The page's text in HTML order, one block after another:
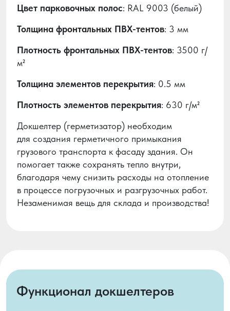
Цвет парковочных полос: RAL 9003 (белый)
Толщина фронтальных ПВХ-тентов: 3 мм
Плотность фронтальных ПВХ-тентов: 3500 г/
м²
Толщина элементов перекрытия: 0.5 мм
Плотность элементов перекрытия: 630 г/м²
Докшелтер (герметизатор) необходим
для создания герметичного примыкания
грузового транспорта к фасаду здания. Он
помогает также сохранять тепло внутри,
благодаря чему снизить расходы на отопление
в процессе погрузочных и разгрузочных работ.
Незаменимая вещь для склада и производства!
Функционал докшелтеров